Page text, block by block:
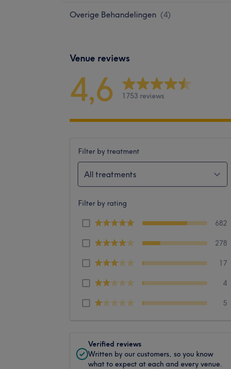
Overige Behandelingen (4)
Venue reviews
4,6 1753 reviews
Filter by treatment
All treatments
Filter by rating
682
278
17
4
5
Verified reviews
Written by our customers, so you know
what to expect at each and every venue.